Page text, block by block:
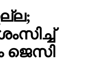
ജെസി